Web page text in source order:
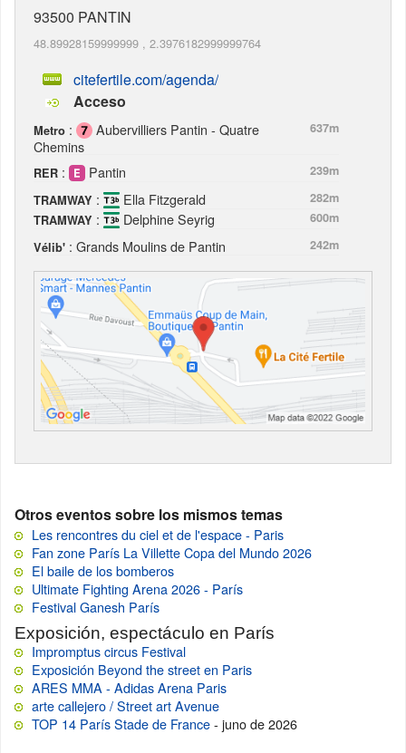
93500 PANTIN
48.89928159999999 , 2.3976182999999764
citefertile.com/agenda/
Acceso
Metro :
Aubervilliers Pantin - Quatre
Chemins
637m
RER : Pantin
239m
TRAMWAY : Ella Fitzgerald
282m
TRAMWAY : Delphine Seyrig
600m
Vélib' : Grands Moulins de Pantin 242m
Otros eventos sobre los mismos temas
Les rencontres du ciel et de l'espace - Paris
Fan zone París La Villette Copa del Mundo 2026
El baile de los bomberos
Ultimate Fighting Arena 2026 - París
Festival Ganesh París
Exposición, espectáculo en París
Impromptus circus Festival
Exposición Beyond the street en Paris
ARES MMA - Adidas Arena Paris
arte callejero / Street art Avenue
TOP 14 París Stade de France- juno de 2026